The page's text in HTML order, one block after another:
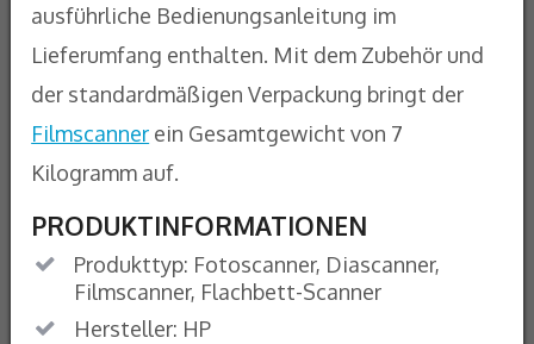
ausführliche Bedienungsanleitung im
Lieferumfang enthalten. Mit dem Zubehör und
der standardmäßigen Verpackung bringt der
Filmscanner ein Gesamtgewicht von 7
Kilogramm auf.
PRODUKTINFORMATIONEN
Produkttyp: Fotoscanner, Diascanner,
Filmscanner, Flachbett-Scanner
Hersteller: HP